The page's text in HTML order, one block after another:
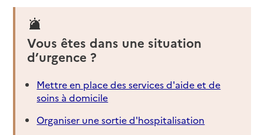
Vous êtes dans une situation
d’urgence ?
Mettre en place des services d'aide et de
soins à domicile
Organiser une sortie d'hospitalisation